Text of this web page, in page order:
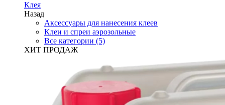
Клея
Назад
Аксессуары для нанесения клеев
Клеи и спреи аэрозольные
Все категории (5)
ХИТ ПРОДАЖ